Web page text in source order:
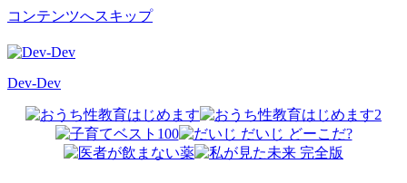
コンテンツへスキップ
Dev-Dev